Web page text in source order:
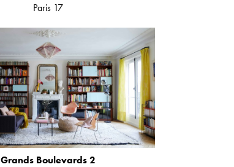
Paris 17
Grands Boulevards 2